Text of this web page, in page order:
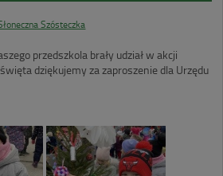
Szósteczka
przedszkola brały udział w akcji
dziękujemy za zaproszenie dla Urzędu